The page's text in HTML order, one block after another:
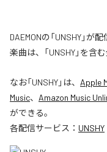
DAEMONの「UNSHY」
楽曲は、「UNSHY」を含
なお「UNSHY」は、 Apple
Music、 Amazon Music
ができる。
各配信サービス： UNSHY